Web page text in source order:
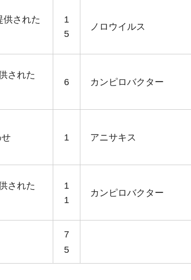
供された
1
5
ノロウイルス
された
6 カンピロバクター
1 アニサキス
された
1
1
カンピロバクター
7
5